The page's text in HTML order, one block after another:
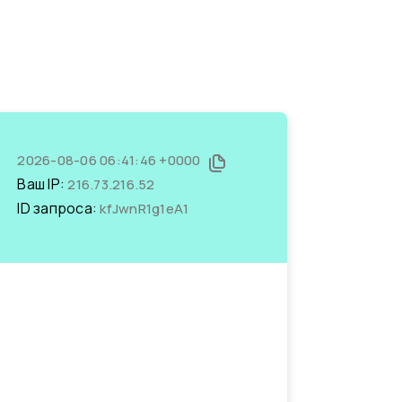
2026-08-06 06:41:46 +0000
Ваш IP:216.73.216.52
ID запроса:kfJwnR1g1eA1